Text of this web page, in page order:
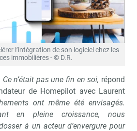
l’intégration de son logiciel chez les
immobilières - © D.R.
Ce n’était pas une fin en soi, répond
de Homepilot avec Laurent
ont même été envisagés.
en pleine croissance, nous
à un acteur d’envergure pour